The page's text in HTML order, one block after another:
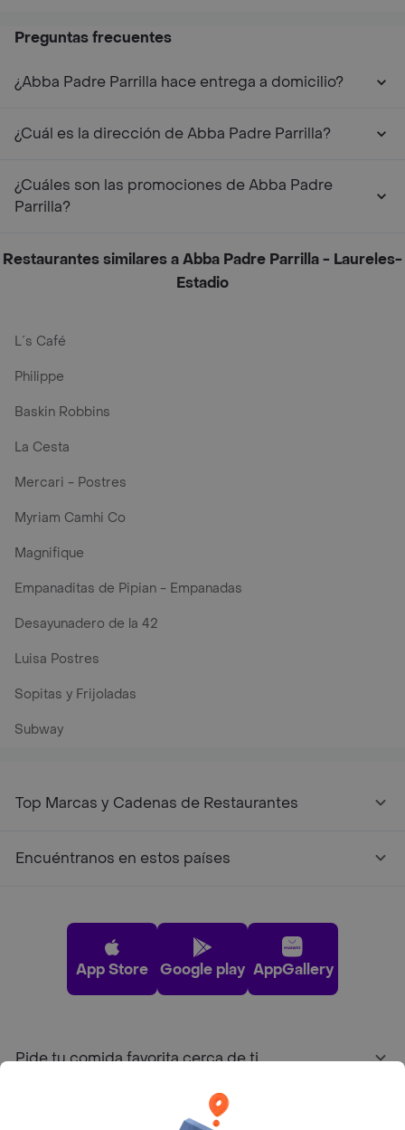
Preguntas frecuentes
¿Abba Padre Parrilla hace entrega a domicilio?
¿Cuál es la dirección de Abba Padre Parrilla?
¿Cuáles son las promociones de Abba Padre
Parrilla?
Restaurantes similares a Abba Padre Parrilla - Laureles-
Estadio
L´s Café
Philippe
Baskin Robbins
La Cesta
Mercari - Postres
Myriam Camhi Co
Magnifique
Empanaditas de Pipian - Empanadas
Desayunadero de la 42
Luisa Postres
Sopitas y Frijoladas
Subway
Top Marcas y Cadenas de Restaurantes
Encuéntranos en estos países
App Store Google play AppGallery
Pide tu comida favorita cerca de ti